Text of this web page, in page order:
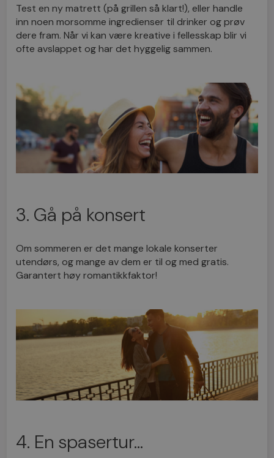
Test en ny matrett (på grillen så klart!), eller handle
inn noen morsomme ingredienser til drinker og prøv
dere fram. Når vi kan være kreative i fellesskap blir vi
ofte avslappet og har det hyggelig sammen.
3. Gå på konsert
Om sommeren er det mange lokale konserter
utendørs, og mange av dem er til og med gratis.
Garantert høy romantikkfaktor!
4. En spasertur...